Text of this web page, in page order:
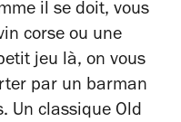
il se doit, vous
corse ou une
jeu là, on vous
par un barman
Un classique Old